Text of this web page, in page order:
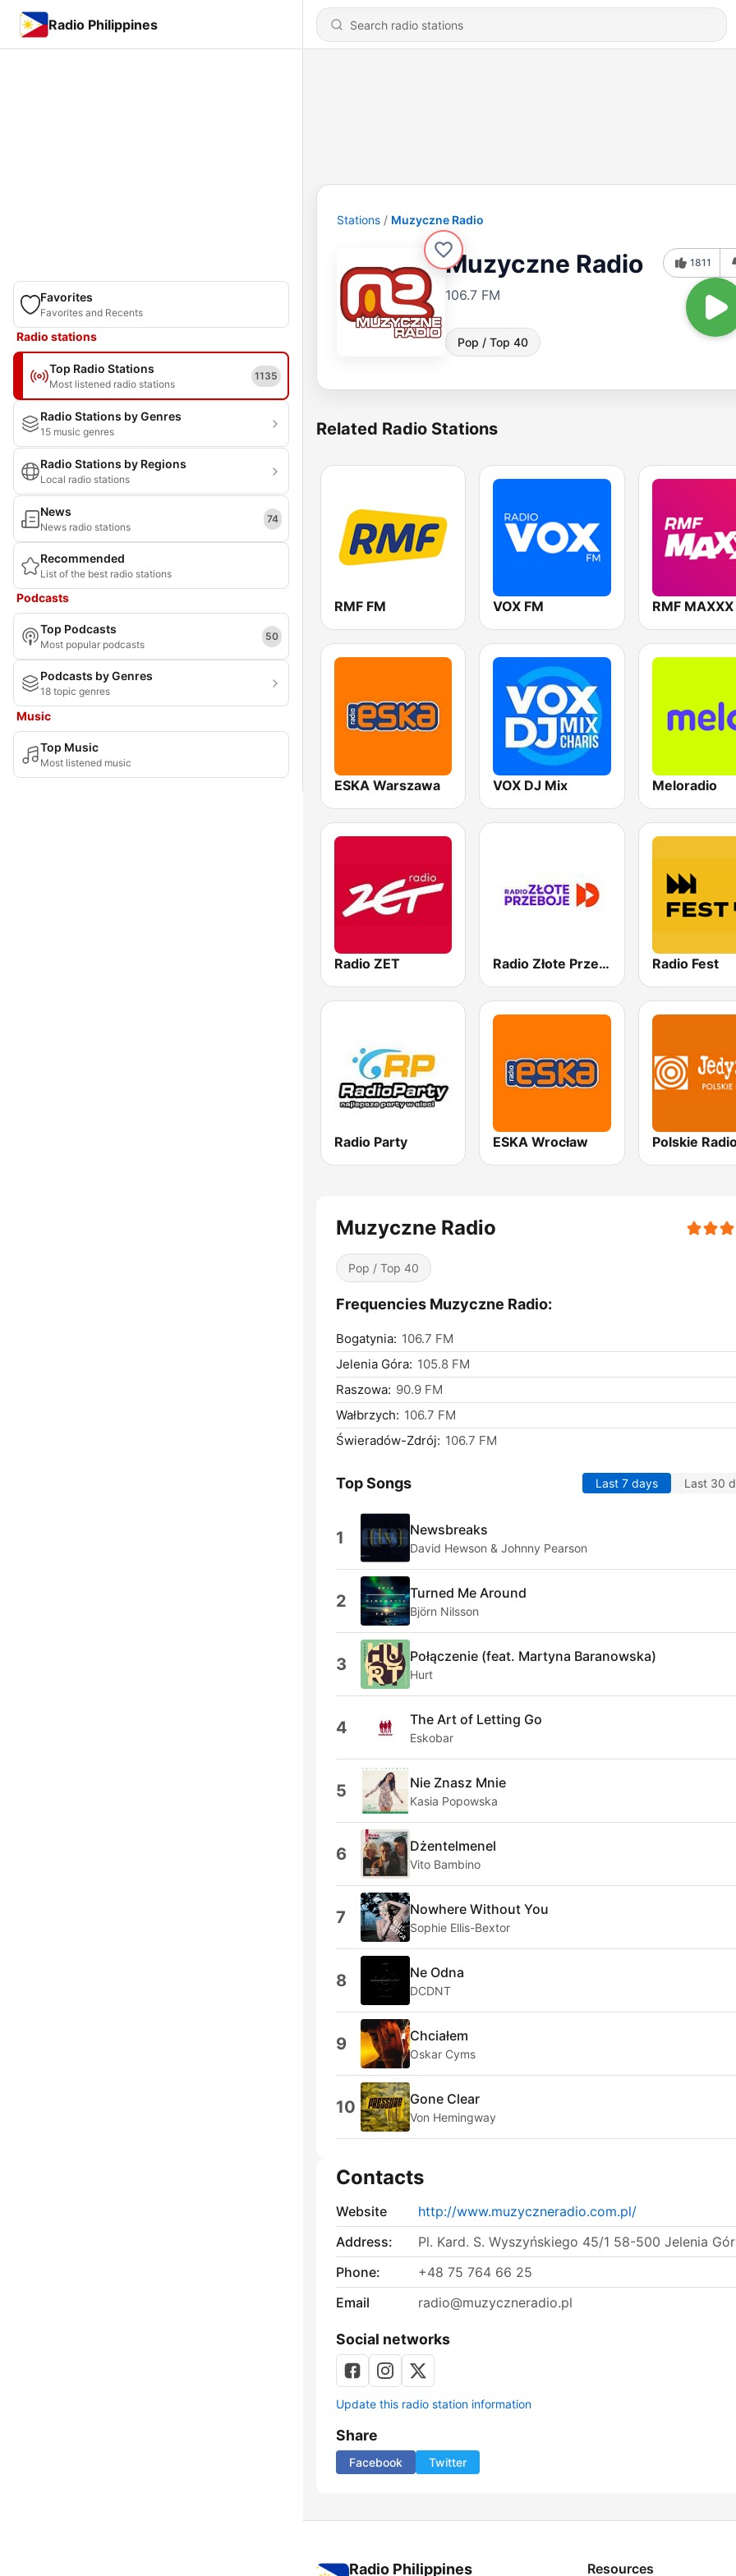
Radio Philippines
Favorites
Favorites and Recents
Radio stations
Top Radio Stations
Most listened radio stations
1135
Radio Stations by Genres
15 music genres
Radio Stations by Regions
Local radio stations
News
News radio stations
74
Recommended
List of the best radio stations
Podcasts
Top Podcasts
Most popular podcasts
50
Podcasts by Genres
18 topic genres
Music
Top Music
Most listened music
Stations Muzyczne Radio
Muzyczne Radio
106.7 FM
Pop / Top 40
1811
Related Radio Stations
RMF FM VOX FM RMF MAXXX
ESKA Warszawa VOX DJ Mix Meloradio
Radio ZET Radio Złote Przeboje Radio Fest
Radio Party ESKA Wrocław
Muzyczne Radio
Pop / Top 40
Frequencies Muzyczne Radio:
Bogatynia: 106.7 FM
Jelenia Góra: 105.8 FM
Raszowa: 90.9 FM
Wałbrzych: 106.7 FM
Świeradów-Zdrój: 106.7 FM
Top Songs Last 7 days Last 30
1 Newsbreaks
David Hewson & Johnny Pearson
2 Turned Me Around
Björn Nilsson
3 Połączenie (feat. Martyna Baranowska)
Hurt
4 The Art of Letting Go
Eskobar
5 Nie Znasz Mnie
Kasia Popowska
6 Dżentelmenel
Vito Bambino
7 Nowhere Without You
Sophie Ellis-Bextor
8 Ne Odna
DCDNT
9 Chciałem
Oskar Cyms
10 Gone Clear
Von Hemingway
Contacts
Website
http://www.muzyczneradio.com.pl/
Address:
Pl. Kard. S. Wyszyńskiego 45/1 58-500 Jelenia
Phone:
+48 75 764 66 25
Email
radio@muzyczneradio.pl
Social networks
Update this radio station information
Share
Facebook Twitter
Radio Philippines Resources